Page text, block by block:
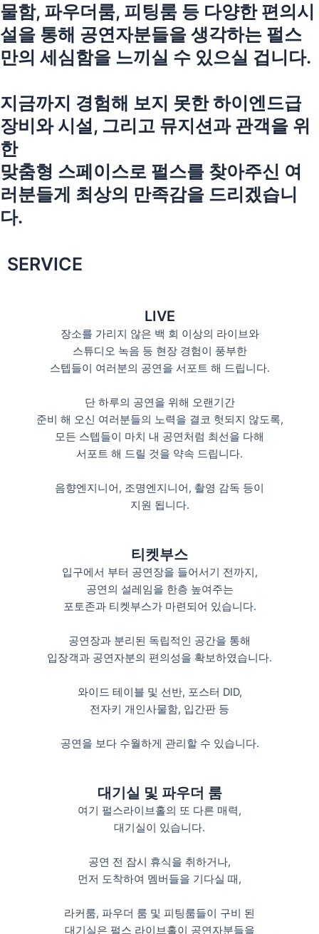
물함, 파우더룸, 피팅룸 등 다양한 편의시
설을 통해 공연자분들을 생각하는 펄스
만의 세심함을 느끼실 수 있으실 겁니다.
지금까지 경험해 보지 못한 하이엔드급
장비와 시설, 그리고 뮤지션과 관객을 위
한
맞춤형 스페이스로 펄스를 찾아주신 여
러분들게 최상의 만족감을 드리겠습니
다.
SERVICE
LIVE
장소를 가리지 않은 백 회 이상의 라이브와
스튜디오 녹음 등 현장 경험이 풍부한
스텝들이 여러분의 공연을 서포트 해 드립니다.
단 하루의 공연을 위해 오랜기간
준비 해 오신 여러분들의 노력을 결코 헛되지 않도록,
모든 스텝들이 마치 내 공연처럼 최선을 다해
서포트 해 드릴 것을 약속 드립니다.
음향엔지니어, 조명엔지니어, 촬영 감독 등이
지원 됩니다.
티켓부스
입구에서 부터 공연장을 들어서기 전까지,
공연의 설레임을 한층 높여주는
포토존과 티켓부스가 마련되어 있습니다.
공연장과 분리된 독립적인 공간을 통해
입장객과 공연자분의 편의성을 확보하였습니다.
와이드 테이블 및 선반, 포스터 DID,
전자키 개인사물함, 입간판 등
공연을 보다 수월하게 관리할 수 있습니다.
대기실 및 파우더 룸
여기 펄스라이브홀의 또 다른 매력,
대기실이 있습니다.
공연 전 잠시 휴식을 취하거나,
먼저 도착하여 멤버들을 기다실 때,
라커룸, 파우더 룸 및 피팅룸들이 구비 된
대기실은 펄스 라이브홀이 공연자분들을